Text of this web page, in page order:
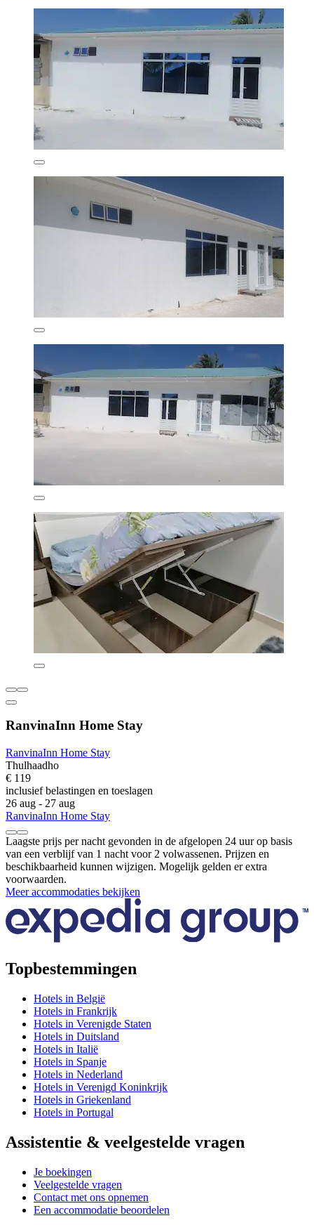
RanvinaInn Home Stay
RanvinaInn Home Stay
Thulhaadho
€ 119
inclusief belastingen en toeslagen
26 aug - 27 aug
RanvinaInn Home Stay
Laagste prijs per nacht gevonden in de afgelopen 24 uur op basis
van een verblijf van 1 nacht voor 2 volwassenen. Prijzen en
beschikbaarheid kunnen wijzigen. Mogelijk gelden er extra
voorwaarden.
Meer accommodaties bekijken
Topbestemmingen
Hotels in België
Hotels in Frankrijk
Hotels in Verenigde Staten
Hotels in Duitsland
Hotels in Italië
Hotels in Spanje
Hotels in Nederland
Hotels in Verenigd Koninkrijk
Hotels in Griekenland
Hotels in Portugal
Assistentie & veelgestelde vragen
Je boekingen
Veelgestelde vragen
Contact met ons opnemen
Een accommodatie beoordelen